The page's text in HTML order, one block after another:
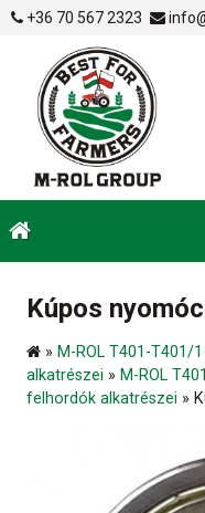
+36 70 567 2323
Kúpos
» M-ROL T401-T401/
alkatrészei » M-ROL
felhordók alkatrészei »